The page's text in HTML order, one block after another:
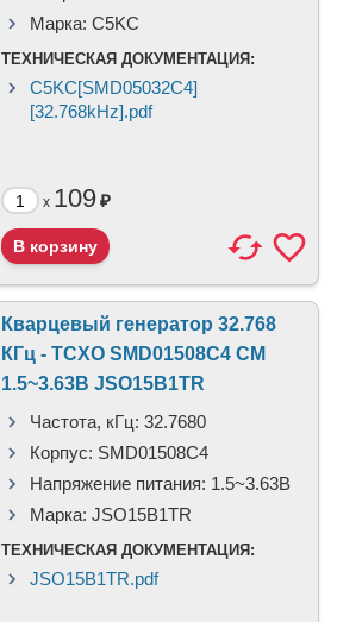
Марка: C5KC
ТЕХНИЧЕСКАЯ ДОКУМЕНТАЦИЯ:
C5KC[SMD05032C4]
[32.768kHz].pdf
x 109₽
Кварцевый генератор 32.768
КГц - TCXO SMD01508C4 CM
1.5~3.63В JSO15B1TR
Частота, кГц: 32.7680
Корпус: SMD01508C4
Напряжение питания: 1.5~3.63В
Марка: JSO15B1TR
ТЕХНИЧЕСКАЯ ДОКУМЕНТАЦИЯ:
JSO15B1TR.pdf